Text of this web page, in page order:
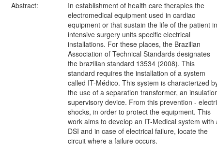
Abstract:
In establishment of health care therapies the
electromedical equipment used in cardiac
equipment or that sustain the life of the patient in
intensive surgery units specific electrical
installations. For these places, the Brazilian
Association of Technical Standards designates
the brazilian standard 13534 (2008). This
standard requires the installation of a system
called IT-Médico. This system is characterized
the use of a separation transformer, an
supervisory device. From this prevention -
shocks, in order to protect the equipment. This
work aims to develop an IT-Medical system with
DSI and in case of electrical failure, locate the
circuit where a failure occurs.